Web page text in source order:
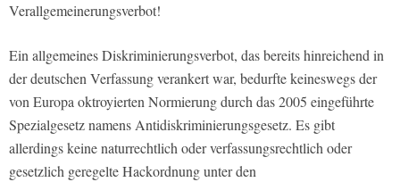
Verallgemeinerungsverbot!
Ein allgemeines Diskriminierungsverbot, das bereits hinreichend in
der deutschen Verfassung verankert war, bedurfte keineswegs der
von Europa oktroyierten Normierung durch das 2005 eingeführte
Spezialgesetz namens Antidiskriminierungsgesetz. Es gibt
allerdings keine naturrechtlich oder verfassungsrechtlich oder
gesetzlich geregelte Hackordnung unter den